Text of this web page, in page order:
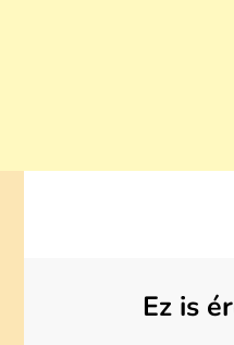
Ez is